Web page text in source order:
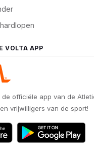
VOLTA APP
de officiële app van de
vrijwilligers van de sport!